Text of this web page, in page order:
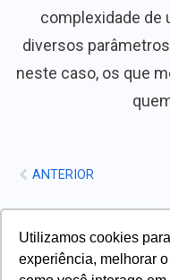
Utilizamos cookies
experiência, melhorar
complexidade de
diversos
neste caso, os que
ANTERIOR
Explorando novos horizontes com